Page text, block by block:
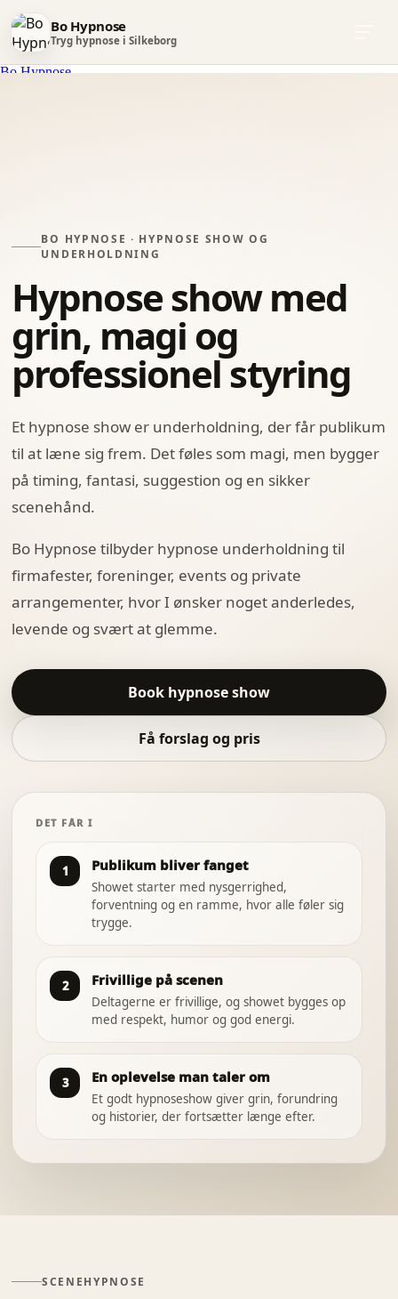
Bo Hypnose
Tryg hypnose i Silkeborg
Videre
Bo Hypnose
BO HYPNOSE · HYPNOSE SHOW OG
UNDERHOLDNING
Hypnose show med
grin, magi og
professionel styring
Et hypnose show er underholdning, der får publikum
til at læne sig frem. Det føles som magi, men bygger
på timing, fantasi, suggestion og en sikker
scenehånd.
Bo Hypnose tilbyder hypnose underholdning til
firmafester, foreninger, events og private
arrangementer, hvor I ønsker noget anderledes,
levende og svært at glemme.
Book hypnose show
Få forslag og pris
DET FÅR I
1 Publikum bliver fanget
Showet starter med nysgerrighed,
forventning og en ramme, hvor alle føler sig
trygge.
2 Frivillige på scenen
Deltagerne er frivillige, og showet bygges op
med respekt, humor og god energi.
3 En oplevelse man taler om
Et godt hypnoseshow giver grin, forundring
og historier, der fortsætter længe efter.
SCENEHYPNOSE